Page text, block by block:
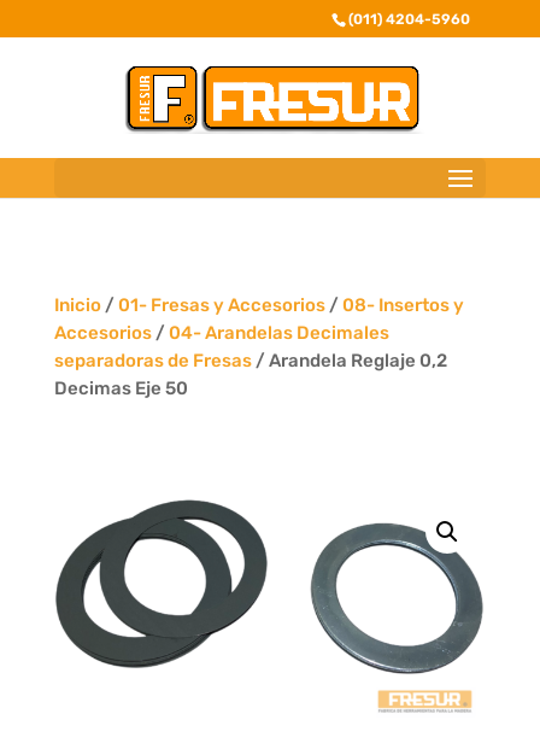
(011) 4204-5960
Inicio/ 01- Fresas y Accesorios/ 08- Insertos y
Accesorios/ 04- Arandelas Decimales
separadoras de Fresas/ Arandela Reglaje 0,2
Decimas Eje 50